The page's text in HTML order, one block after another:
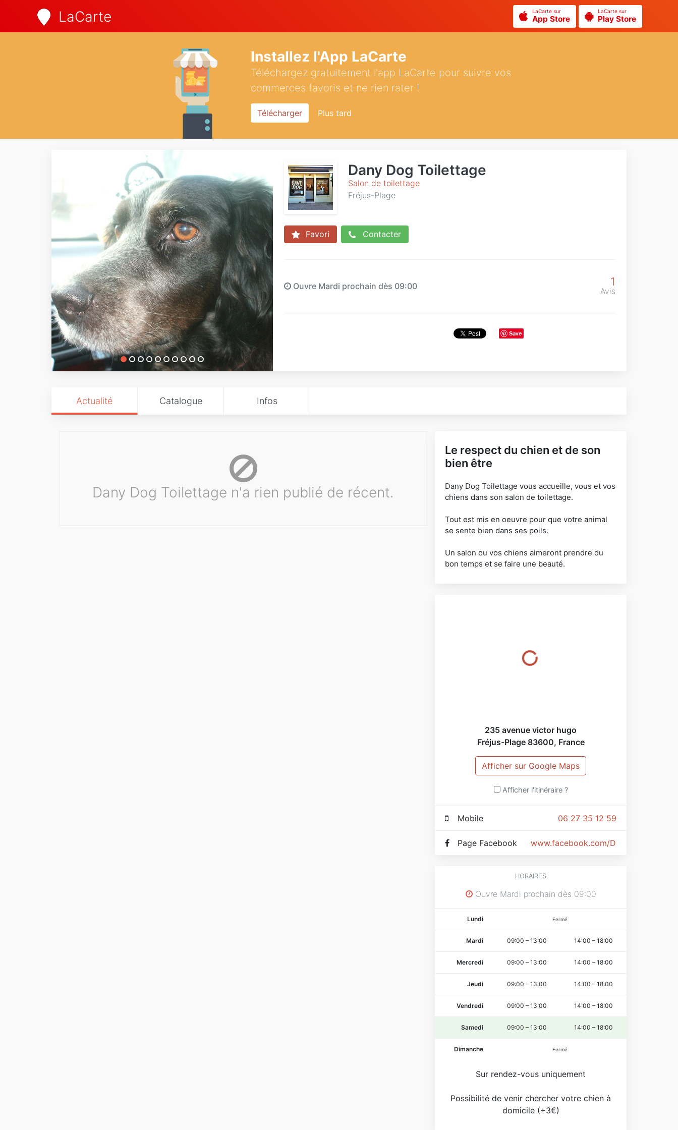
LaCarte LaCarte sur
App Store
LaCarte sur
Play Store
Installez l'App LaCarte
Téléchargez gratuitement l'app LaCarte pour suivre vos
commerces favoris et ne rien rater !
Télécharger Plus tard
Dany Dog Toilettage
Salon de toilettage
Fréjus-Plage
Favori Contacter
Ouvre Mardi prochain dès 09:00 1
Avis
Save
Actualité Catalogue Infos
Dany Dog Toilettage n'a rien publié de récent.
Le respect du chien et de son
bien être
Dany Dog Toilettage vous accueille, vous et vos
chiens dans son salon de toilettage.
Tout est mis en oeuvre pour que votre animal
se sente bien dans ses poils.
Un salon ou vos chiens aimeront prendre du
bon temps et se faire une beauté.
235 avenue victor hugo
Fréjus-Plage 83600, France
Afficher sur Google Maps
Afficher l'itinéraire ?
06 27 35 12 59
Mobile
www.facebook.com/Dany-Dog-
Page Facebook
HORAIRES
Ouvre Mardi prochain dès 09:00
Lundi Fermé
Mardi 09:00 – 13:00 14:00 – 18:00
Mercredi 09:00 – 13:00 14:00 – 18:00
Jeudi 09:00 – 13:00 14:00 – 18:00
Vendredi 09:00 – 13:00 14:00 – 18:00
Samedi 09:00 – 13:00 14:00 – 18:00
Dimanche Fermé
Sur rendez-vous uniquement
Possibilité de venir chercher votre chien à
domicile (+3€)